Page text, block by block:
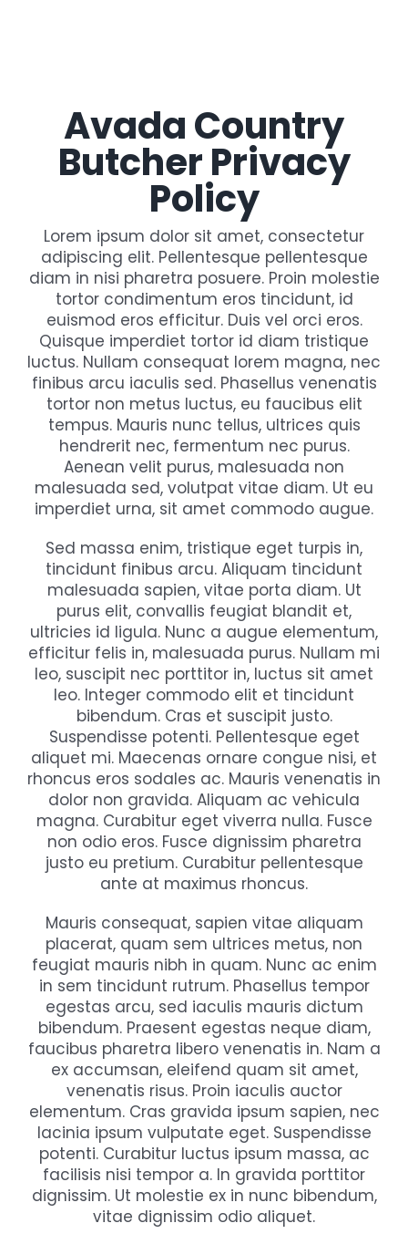
Avada Country
Butcher Privacy
Policy
Lorem ipsum dolor sit amet, consectetur
adipiscing elit. Pellentesque pellentesque
diam in nisi pharetra posuere. Proin molestie
tortor condimentum eros tincidunt, id
euismod eros efficitur. Duis vel orci eros.
Quisque imperdiet tortor id diam tristique
luctus. Nullam consequat lorem magna, nec
finibus arcu iaculis sed. Phasellus venenatis
tortor non metus luctus, eu faucibus elit
tempus. Mauris nunc tellus, ultrices quis
hendrerit nec, fermentum nec purus.
Aenean velit purus, malesuada non
malesuada sed, volutpat vitae diam. Ut eu
imperdiet urna, sit amet commodo augue.
Sed massa enim, tristique eget turpis in,
tincidunt finibus arcu. Aliquam tincidunt
malesuada sapien, vitae porta diam. Ut
purus elit, convallis feugiat blandit et,
ultricies id ligula. Nunc a augue elementum,
efficitur felis in, malesuada purus. Nullam mi
leo, suscipit nec porttitor in, luctus sit amet
leo. Integer commodo elit et tincidunt
bibendum. Cras et suscipit justo.
Suspendisse potenti. Pellentesque eget
aliquet mi. Maecenas ornare congue nisi, et
rhoncus eros sodales ac. Mauris venenatis in
dolor non gravida. Aliquam ac vehicula
magna. Curabitur eget viverra nulla. Fusce
non odio eros. Fusce dignissim pharetra
justo eu pretium. Curabitur pellentesque
ante at maximus rhoncus.
Mauris consequat, sapien vitae aliquam
placerat, quam sem ultrices metus, non
feugiat mauris nibh in quam. Nunc ac enim
in sem tincidunt rutrum. Phasellus tempor
egestas arcu, sed iaculis mauris dictum
bibendum. Praesent egestas neque diam,
faucibus pharetra libero venenatis in. Nam a
ex accumsan, eleifend quam sit amet,
venenatis risus. Proin iaculis auctor
elementum. Cras gravida ipsum sapien, nec
lacinia ipsum vulputate eget. Suspendisse
potenti. Curabitur luctus ipsum massa, ac
facilisis nisi tempor a. In gravida porttitor
dignissim. Ut molestie ex in nunc bibendum,
vitae dignissim odio aliquet.